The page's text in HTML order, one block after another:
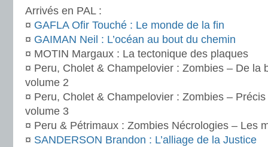
Arrivés en PAL :
¤ GAFLA Ofir Touché : Le monde de la fin
¤ GAIMAN Neil : L’océan au bout du chemin
¤ MOTIN Margaux : La tectonique des plaques
¤ Peru, Cholet & Champelovier : Zombies – De la
volume 2
¤ Peru, Cholet & Champelovier : Zombies –
volume 3
¤ Peru & Pétrimaux : Zombies Nécrologies – Les
¤ SANDERSON Brandon : L’alliage de la Justice